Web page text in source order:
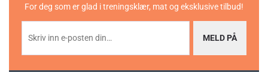
For deg som er glad i treningsklær, mat og eksklusive tilbud!
MELD PÅ